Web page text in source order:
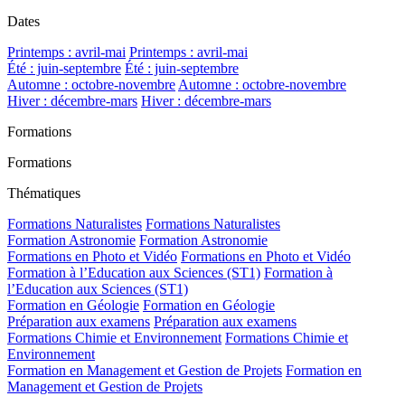
Dates
Printemps : avril-mai Printemps : avril-mai
Été : juin-septembre Été : juin-septembre
Automne : octobre-novembreAutomne : octobre-novembre
Hiver : décembre-mars Hiver : décembre-mars
Formations
Formations
Thématiques
Formations Naturalistes Formations Naturalistes
Formation Astronomie Formation Astronomie
Formations en Photo et Vidéo Formations en Photo et Vidéo
Formation à l’Education aux Sciences (ST1) Formation à
l’Education aux Sciences (ST1)
Formation en Géologie Formation en Géologie
Préparation aux examens Préparation aux examens
Formations Chimie et Environnement Formations Chimie et
Environnement
Formation en Management et Gestion de Projets Formation en
Management et Gestion de Projets